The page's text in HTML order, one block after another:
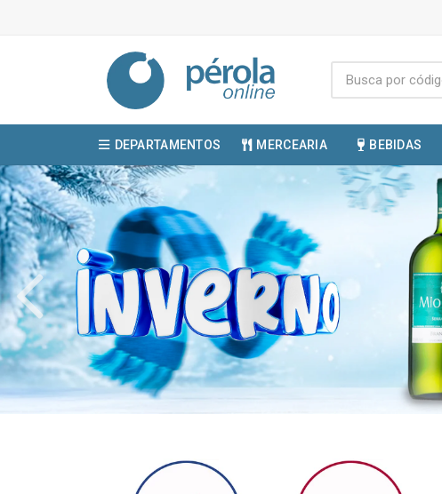
DEPARTAMENTOS MERCEARIA BEBIDAS